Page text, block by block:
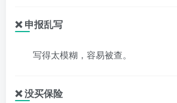
❌ 申报乱写
写得太模糊，容易被查。
❌ 没买保险